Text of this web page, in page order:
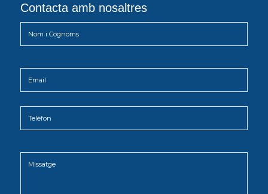
Contacta amb nosaltres